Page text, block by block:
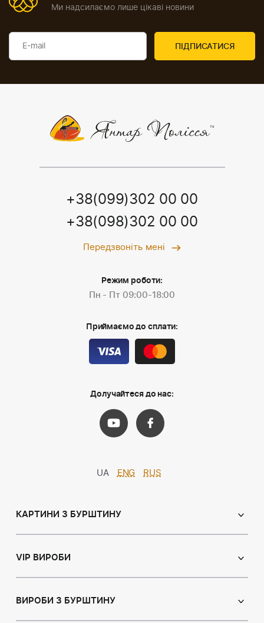
Ми надсилаємо лише цікаві новини
+38(099)302 00 00
+38(098)302 00 00
Передзвоніть мені
Режим роботи:
Пн - Пт 09:00-18:00
Приймаємо до сплати:
Долучайтеся до нас:
UA ENG RUS
КАРТИНИ З БУРШТИНУ
Іменні ікони
VIP ВИРОБИ
Ікони з пластин
ВИРОБИ З БУРШТИНУ